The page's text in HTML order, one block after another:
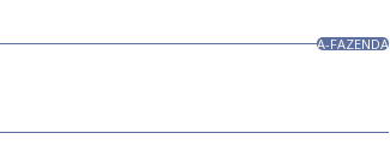
A-FAZENDA